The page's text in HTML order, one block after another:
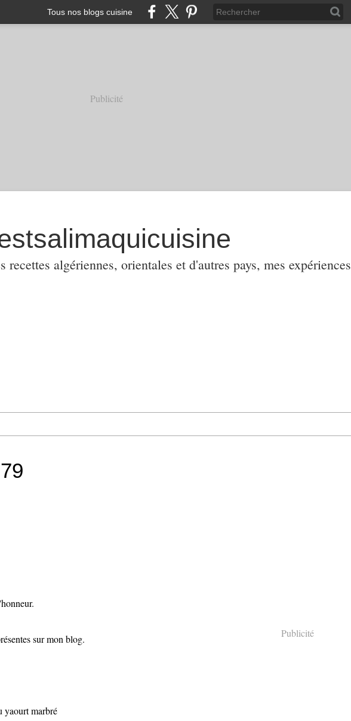
Tous nos blogs cuisine
Publicité
algériennes, orientales et d'autres pays, mes expériences
sur mon blog.
yaourt marbré
Publicité